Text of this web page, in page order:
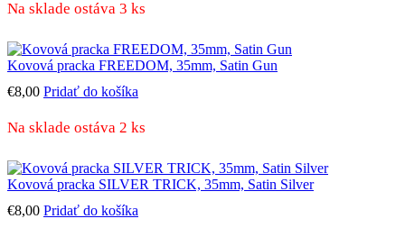
Na sklade ostáva 3 ks
Kovová pracka FREEDOM, 35mm, Satin Gun
€8,00 Pridať do košíka
Na sklade ostáva 2 ks
Kovová pracka SILVER TRICK, 35mm, Satin Silver
€8,00 Pridať do košíka